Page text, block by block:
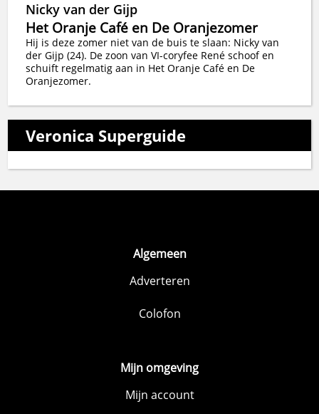
Nicky van der Gijp
Het Oranje Café en De Oranjezomer
Hij is deze zomer niet van de buis te slaan: Nicky van
der Gijp (24). De zoon van VI-coryfee René schoof en
schuift regelmatig aan in Het Oranje Café en De
Oranjezomer.
Veronica Superguide
Algemeen
Adverteren
Colofon
Mijn omgeving
Mijn account